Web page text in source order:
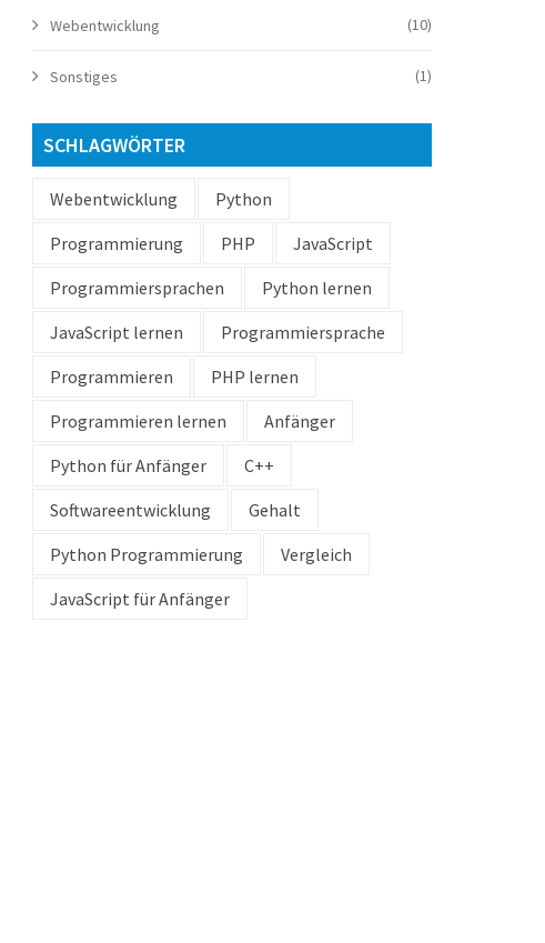
Webentwicklung (10)
Sonstiges (1)
SCHLAGWÖRTER
Webentwicklung
Python
Programmierung
PHP
JavaScript
Programmiersprachen
Python lernen
JavaScript lernen
Programmiersprache
Programmieren
PHP lernen
Programmieren lernen
Anfänger
Python für Anfänger
C++
Softwareentwicklung
Gehalt
Python Programmierung
Vergleich
JavaScript für Anfänger